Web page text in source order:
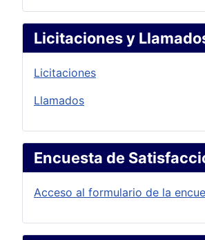
Licitaciones y
Licitaciones
Llamados
Encuesta de
Acceso al formulario de la